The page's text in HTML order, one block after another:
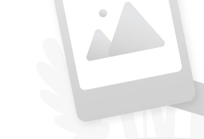
Aparate de respirat autonome
Accesorii generatoare
Camere Termice
Accesorii pentru camere de
Accesorii De Trecere A Apei Si
Detectoare De Gaze
Accesorii detectare de gaz